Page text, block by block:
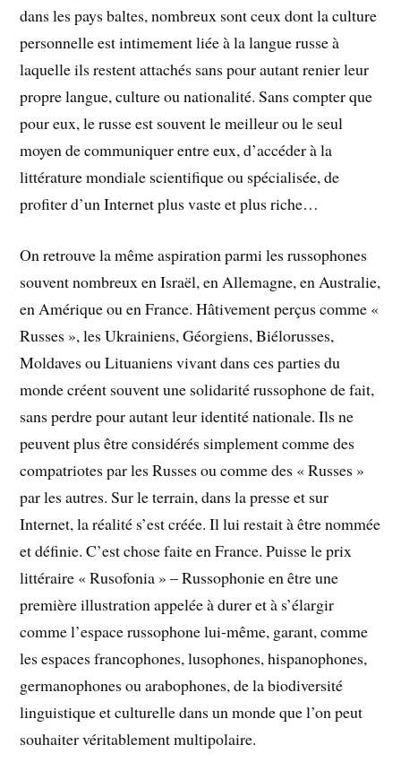
dans les pays baltes, nombreux sont ceux dont la culture
personnelle est intimement liée à la langue russe à
laquelle ils restent attachés sans pour autant renier leur
propre langue, culture ou nationalité. Sans compter que
pour eux, le russe est souvent le meilleur ou le seul
moyen de communiquer entre eux, d’accéder à la
littérature mondiale scientifique ou spécialisée, de
profiter d’un Internet plus vaste et plus riche…
On retrouve la même aspiration parmi les russophones
souvent nombreux en Israël, en Allemagne, en Australie,
en Amérique ou en France. Hâtivement perçus comme «
Russes », les Ukrainiens, Géorgiens, Biélorusses,
Moldaves ou Lituaniens vivant dans ces parties du
monde créent souvent une solidarité russophone de fait,
sans perdre pour autant leur identité nationale. Ils ne
peuvent plus être considérés simplement comme des
compatriotes par les Russes ou comme des « Russes »
par les autres. Sur le terrain, dans la presse et sur
Internet, la réalité s’est créée. Il lui restait à être nommée
et définie. C’est chose faite en France. Puisse le prix
littéraire « Rusofonia » – Russophonie en être une
première illustration appelée à durer et à s’élargir
comme l’espace russophone lui-même, garant, comme
les espaces francophones, lusophones, hispanophones,
germanophones ou arabophones, de la biodiversité
linguistique et culturelle dans un monde que l’on peut
souhaiter véritablement multipolaire.